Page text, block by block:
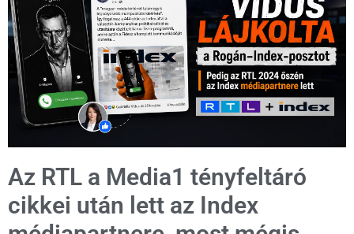
Az RTL a Media1 tényfeltáró
cikkei után lett az Index